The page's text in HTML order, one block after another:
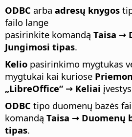
ODBC arba adresų knygos
failo lange
pasirinkite komandą Taisa →
Jungimosi tipas.
Kelio pasirinkimo mygtukas
mygtukai kai kuriose
„LibreOffice“ → Keliai
ODBC tipo duomenų bazės
komandą Taisa → Duomenų
tipas.